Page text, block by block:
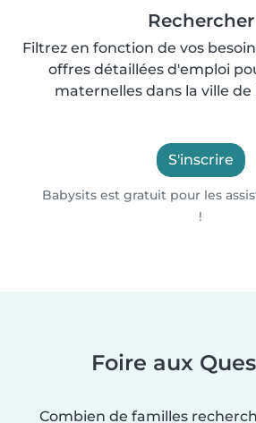
Rechercher
Filtrez en fonction de vos
offres détaillées d'emploi
maternelles dans la ville
S'inscrire
Babysits est gratuit pour les
!
Foire aux
Combien de familles